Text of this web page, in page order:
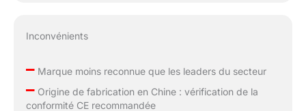
Inconvénients
–Marque moins reconnue que les leaders du secteur
–Origine de fabrication en Chine : vérification de la
conformité CE recommandée